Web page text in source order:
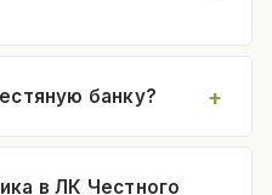
банку?
в ЛК Честного